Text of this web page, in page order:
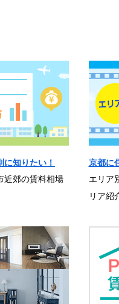
知りたい！
近郊の賃料相場
京都に
エリア
リア紹